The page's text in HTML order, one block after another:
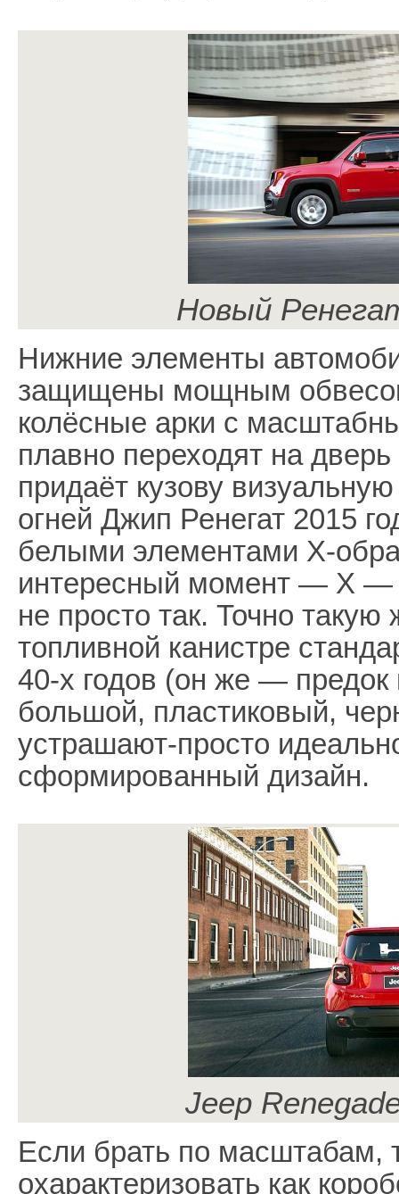
Новый
Нижние элементы
защищены мощным
колёсные арки с
плавно переходят на
придаёт кузову
огней Джип Ренегат 2015
белыми элементами Х-
интересный момент — Х —
не просто так. Точно
топливной канистре
40-х годов (он же —
большой, пластиковый,
устрашают-просто
сформированный дизайн.
Jeep
Если брать по масштабам,
охарактеризовать как